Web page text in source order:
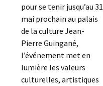
pour se tenir jusqu’au 31
mai prochain au palais
de la culture Jean-
Pierre Guingané,
l’événement met en
lumière les valeurs
culturelles, artistiques